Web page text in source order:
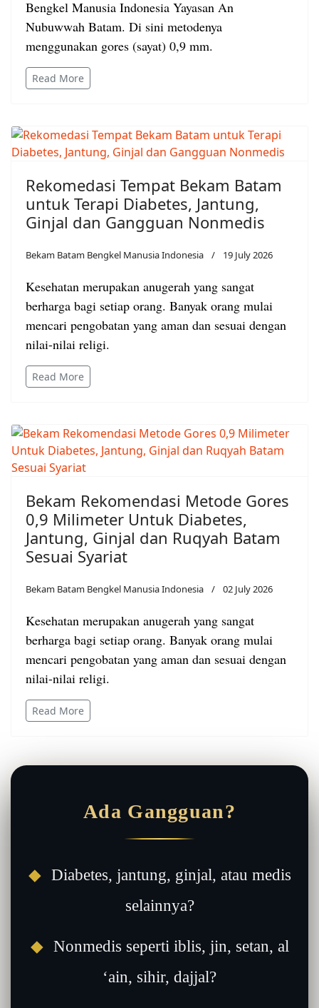
Bengkel Manusia Indonesia Yayasan An
Nubuwwah Batam. Di sini metodenya
menggunakan gores (sayat) 0,9 mm.
Read More
Rekomedasi Tempat Bekam Batam
untuk Terapi Diabetes, Jantung,
Ginjal dan Gangguan Nonmedis
Bekam Batam Bengkel Manusia Indonesia 19 July 2026
Kesehatan merupakan anugerah yang sangat
berharga bagi setiap orang. Banyak orang mulai
mencari pengobatan yang aman dan sesuai dengan
nilai-nilai religi.
Read More
Bekam Rekomendasi Metode Gores
0,9 Milimeter Untuk Diabetes,
Jantung, Ginjal dan Ruqyah Batam
Sesuai Syariat
Bekam Batam Bengkel Manusia Indonesia 02 July 2026
Kesehatan merupakan anugerah yang sangat
berharga bagi setiap orang. Banyak orang mulai
mencari pengobatan yang aman dan sesuai dengan
nilai-nilai religi.
Read More
Ada Gangguan?
◆ Diabetes, jantung, ginjal, atau medis
selainnya?
◆ Nonmedis seperti iblis, jin, setan, al
‘ain, sihir, dajjal?